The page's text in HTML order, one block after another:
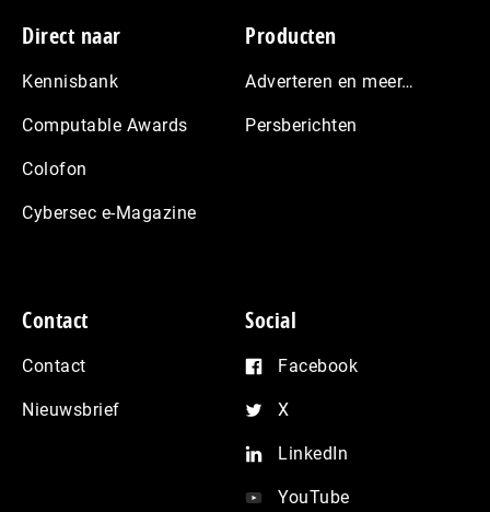
Footer
Direct naar
Kennisbank
Computable Awards
Colofon
Cybersec e-Magazine
Producten
Adverteren en meer…
Persberichten
Contact
Contact
Nieuwsbrief
Social
Facebook
X
LinkedIn
YouTube